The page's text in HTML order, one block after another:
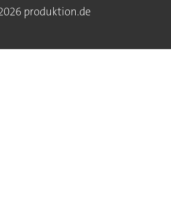
produktion.de